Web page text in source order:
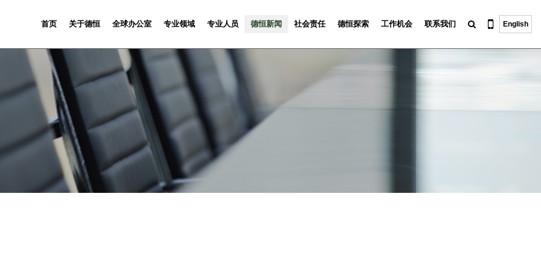
首页 关于德恒 全球办公室 专业领域 专业人员 德恒新闻 社会责任 德恒探索 工作机会 联系我们 English